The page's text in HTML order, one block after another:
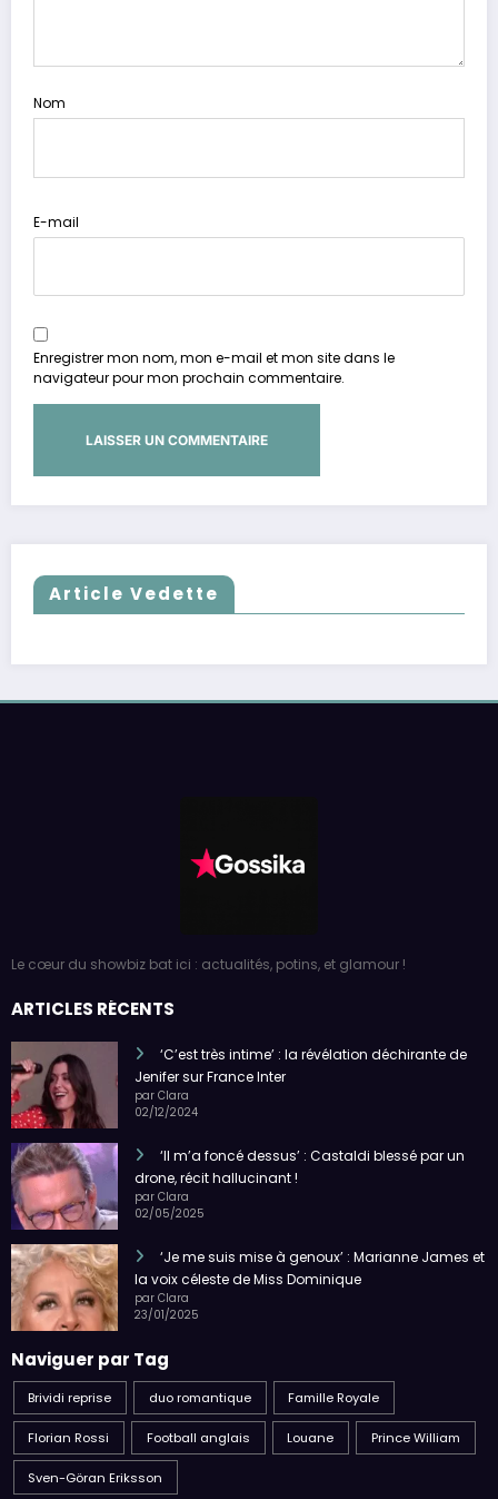
Nom
E-mail
Enregistrer mon nom, mon e-mail et mon site dans le
navigateur pour mon prochain commentaire.
Article Vedette
Le cœur du showbiz bat ici : actualités, potins, et glamour !
ARTICLES RÉCENTS
‘C’est très intime’ : la révélation déchirante de
Jenifer sur France Inter
par Clara
02/12/2024
‘Il m’a foncé dessus’ : Castaldi blessé par un
drone, récit hallucinant !
par Clara
02/05/2025
‘Je me suis mise à genoux’ : Marianne James et
la voix céleste de Miss Dominique
par Clara
23/01/2025
Naviguer par Tag
Brividi reprise duo romantique Famille Royale
Florian Rossi Football anglais Louane Prince William
Sven-Göran Eriksson